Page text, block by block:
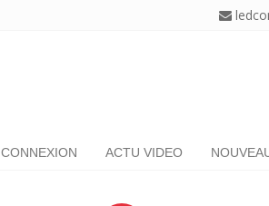
CONNEXION ACTU VIDEO